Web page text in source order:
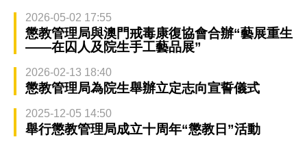
2026-05-02 17:55
懲教管理局與澳門戒毒康復協會合辦“藝展重生
——在囚人及院生手工藝品展”
2026-02-13 18:40
懲教管理局為院生舉辦立定志向宣誓儀式
2025-12-05 14:50
舉行懲教管理局成立十周年“懲教日”活動